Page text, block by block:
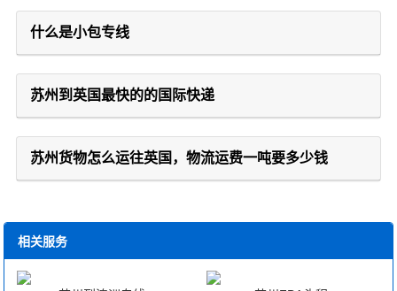
什么是小包专线
苏州到英国最快的的国际快递
苏州货物怎么运往英国，物流运费一吨要多少钱
相关服务